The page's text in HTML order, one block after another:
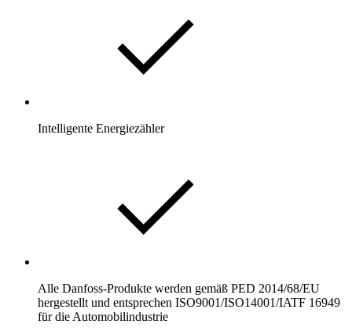
Intelligente Energiezähler
Alle Danfoss-Produkte werden gemäß PED 2014/68/EU
hergestellt und entsprechen ISO9001/ISO14001/IATF 16949
für die Automobilindustrie